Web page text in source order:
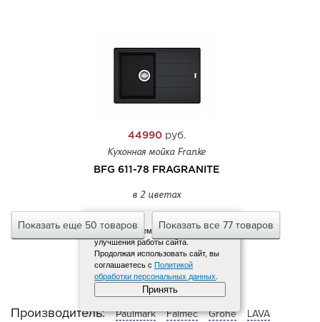
44990руб.
Кухонная мойка Franke
BFG 611-78 FRAGRANITE
в 2 цветах
Показать еще 50 товаров Показать все 77 товаров
Производитель: Paulmark Falmec Grohe LAVA
Мы используем файлы cookies для
улучшения работы сайта.
Продолжая использовать сайт, вы
соглашаетесь с Политикой
обработки персональных данных
Принять